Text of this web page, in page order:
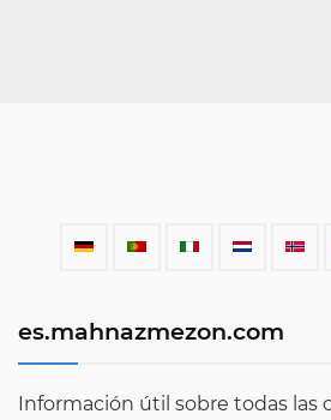
es.mahnazmezon.com
Información útil sobre todas las